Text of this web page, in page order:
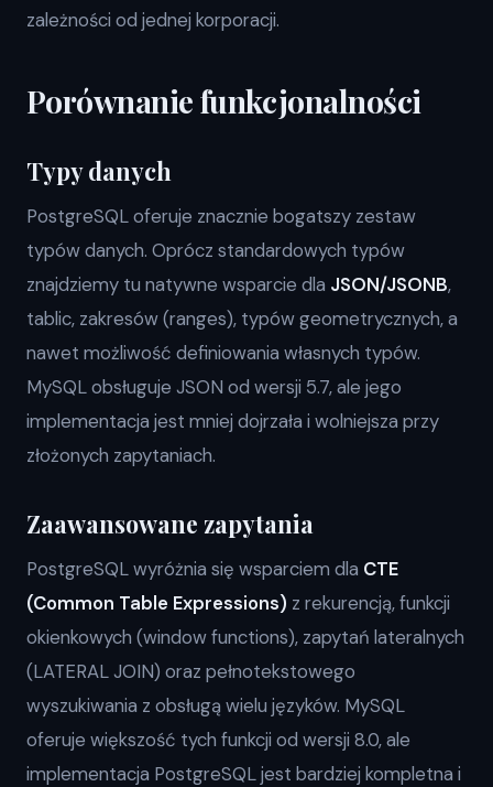
zależności od jednej korporacji.
Porównanie funkcjonalności
Typy danych
PostgreSQL oferuje znacznie bogatszy zestaw
typów danych. Oprócz standardowych typów
znajdziemy tu natywne wsparcie dla JSON/JSONB,
tablic, zakresów (ranges), typów geometrycznych, a
nawet możliwość definiowania własnych typów.
MySQL obsługuje JSON od wersji 5.7, ale jego
implementacja jest mniej dojrzała i wolniejsza przy
złożonych zapytaniach.
Zaawansowane zapytania
PostgreSQL wyróżnia się wsparciem dla CTE
(Common Table Expressions) z rekurencją, funkcji
okienkowych (window functions), zapytań lateralnych
(LATERAL JOIN) oraz pełnotekstowego
wyszukiwania z obsługą wielu języków. MySQL
oferuje większość tych funkcji od wersji 8.0, ale
implementacja PostgreSQL jest bardziej kompletna i